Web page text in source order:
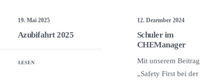
19. Mai 2025
Azubifahrt 2025
LESEN
12. Dezember 2024
Schuler im
CHEManager
Mit unserem Beitrag
„Safety First bei der